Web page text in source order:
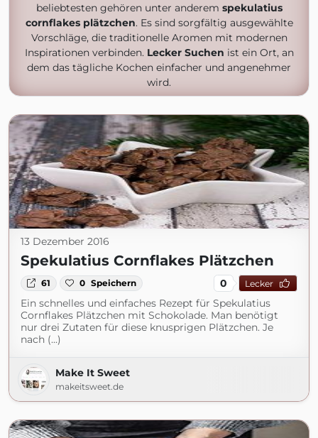
beliebtesten gehören unter anderem spekulatius
cornflakes plätzchen. Es sind sorgfältig ausgewählte
Vorschläge, die traditionelle Aromen mit modernen
Inspirationen verbinden. Lecker Suchen ist ein Ort, an
dem das tägliche Kochen einfacher und angenehmer
wird.
13 Dezember 2016
Spekulatius Cornflakes Plätzchen
61 0 Speichern 0 Lecker
Ein schnelles und einfaches Rezept für Spekulatius
Cornflakes Plätzchen mit Schokolade. Man benötigt
nur drei Zutaten für diese knusprigen Plätzchen. Je
nach (...)
Make It Sweet
makeitsweet.de